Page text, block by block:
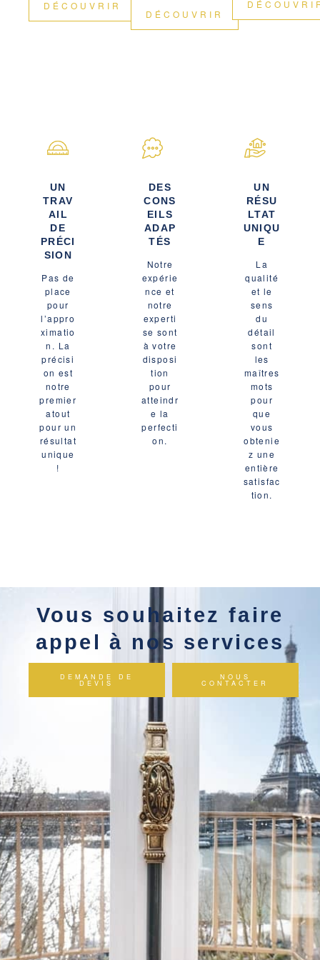
DÉCOUVRIR
DÉCOUVRIR
UN
TRAV
AIL
DE
PRÉCI
SION
Pas de
place
pour
l’appro
ximatio
n. La
précisi
on est
notre
premier
atout
pour un
résultat
unique
!
DES
CONS
EILS
ADAP
TÉS
Notre
expérie
nce et
notre
experti
se sont
à votre
disposi
tion
pour
atteindr
e la
perfecti
on.
UN
RÉSU
LTAT
UNIQU
E
La
qualité
et le
sens
du
détail
sont
les
maîtres
mots
pour
que
vous
obtenie
z une
entière
satisfac
tion.
Vous souhaitez faire
appel à nos services
DEMANDE DE
DEVIS
NOUS
CONTACTER